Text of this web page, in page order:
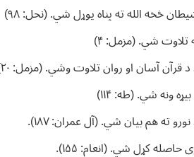
څخه الله ته پناه یوړل شي. (نحل: ۹۸)
تلاوت شي. (مزمل: ۴)
آسان او روان تلاوت وشي. (مزمل: ۲۰)
ونه شي. (طه: ۱۱۴)
ته هم بیان شي. (آل عمران: ۱۸۷).
کړل شي. (انعام: ۱۵۵).